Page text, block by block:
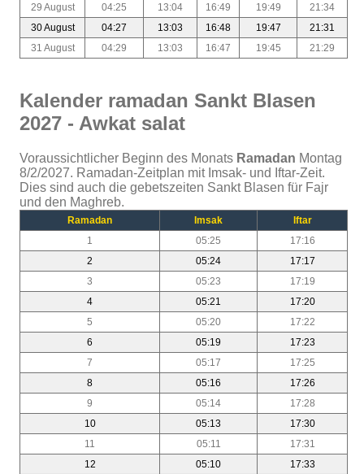
29 August
04:25 13:04 16:49 19:49
21:34
30 August
04:27 13:03 16:48 19:47
21:31
31 August
04:29 13:03 16:47 19:45 21:29
Kalender ramadan Sankt Blasen
2027 - Awkat salat
Voraussichtlicher Beginn des Monats Ramadan Montag
8/2/2027. Ramadan-Zeitplan mit Imsak- und Iftar-Zeit.
Dies sind auch die gebetszeiten Sankt Blasen für Fajr
und den Maghreb.
Ramadan Imsak
Iftar
1
05:25
17:16
2
05:24
17:17
3
05:23
17:19
4
05:21
17:20
5
05:20
17:22
6
05:19
17:23
7
05:17
17:25
8
05:16
17:26
9
05:14
17:28
10
05:13
17:30
11
05:11
17:31
12
05:10
17:33